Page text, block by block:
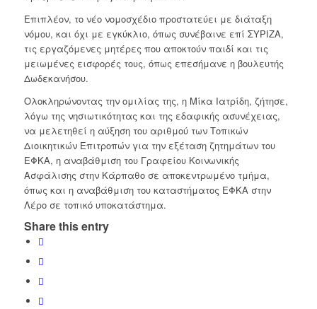
Επιπλέον, το νέο νομοσχέδιο προστατεύει με διάταξη
νόμου, και όχι με εγκύκλιο, όπως συνέβαινε επί ΣΥΡΙΖΑ,
τις εργαζόμενες μητέρες που αποκτούν παιδί και τις
μειωμένες εισφορές τους, όπως επεσήμανε η βουλευτής
Δωδεκανήσου.
Ολοκληρώνοντας την ομιλίας της, η Μίκα Ιατρίδη, ζήτησε,
λόγω της νησιωτικότητας και της εδαφικής ασυνέχειας,
να μελετηθεί η αύξηση του αριθμού των Τοπικών
Διοικητικών Επιτροπών για την εξέταση ζητημάτων του
ΕΦΚΑ, η αναβάθμιση του Γραφείου Κοινωνικής
Ασφάλισης στην Κάρπαθο σε αποκεντρωμένο τμήμα,
όπως και η αναβάθμιση του καταστήματος ΕΦΚΑ στην
Λέρο σε τοπικό υποκατάστημα.
Share this entry